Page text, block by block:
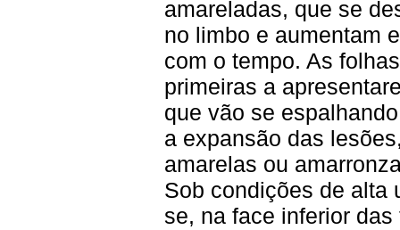
amareladas, que se
no limbo e aumentam
com o tempo. As
primeiras a
que vão se
a expansão das
amarelas ou
Sob condições de alta
se, na face inferior